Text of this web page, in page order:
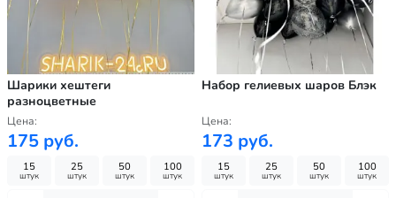
Шарики хештеги
разноцветные
Цена:
175 руб.
15
штук
25
штук
50
штук
100
штук
Набор гелиевых шаров Блэк
Цена:
173 руб.
15
штук
25
штук
50
штук
100
штук